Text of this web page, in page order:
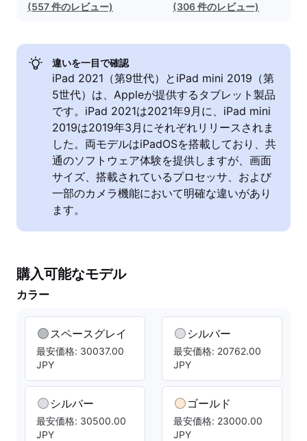
(557 件のレビュー)
(306 件のレビュー)
違いを一目で確認
iPad 2021（第9世代）とiPad mini 2019（第
5世代）は、Appleが提供するタブレット製品
です。iPad 2021は2021年9月に、iPad mini
2019は2019年3月にそれぞれリリースされま
した。両モデルはiPadOSを搭載しており、共
通のソフトウェア体験を提供しますが、画面
サイズ、搭載されているプロセッサ、および
一部のカメラ機能において明確な違いがあり
ます。
購入可能なモデル
カラー
スペースグレイ
最安価格: 30037.00
JPY
シルバー
最安価格: 30500.00
JPY
シルバー
最安価格: 20762.00
JPY
ゴールド
最安価格: 23000.00
JPY